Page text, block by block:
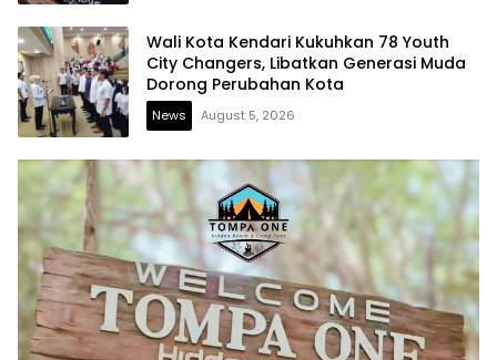
Wali Kota Kendari Kukuhkan 78 Youth
City Changers, Libatkan Generasi Muda
Dorong Perubahan Kota
News August 5, 2026